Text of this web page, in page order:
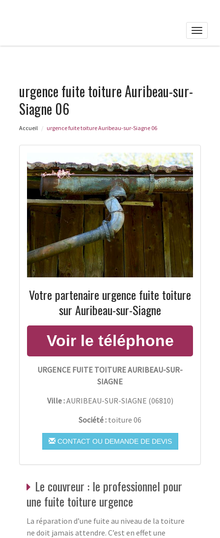
Toggle
urgence fuite toiture Auribeau-sur-
Siagne 06
Accueil urgence fuite toiture Auribeau-sur-Siagne 06
Votre partenaire urgence fuite toiture
sur Auribeau-sur-Siagne
URGENCE FUITE TOITURE AURIBEAU-SUR-
SIAGNE
Ville :AURIBEAU-SUR-SIAGNE (06810)
Société : toiture 06
CONTACT OU DEMANDE DE DEVIS
Le couvreur : le professionnel pour
une fuite toiture urgence
La réparation d’une fuite au niveau de la toiture
ne doit jamais attendre. C’est en effet une